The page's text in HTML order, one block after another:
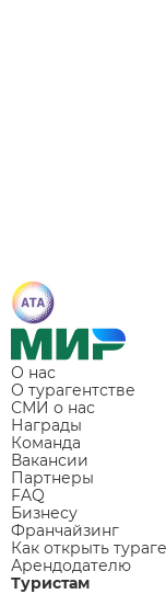
О нас
О турагентстве
СМИ о нас
Награды
Команда
Вакансии
Партнеры
FAQ
Бизнесу
Франчайзинг
Как открыть
Арендодателю
Туристам